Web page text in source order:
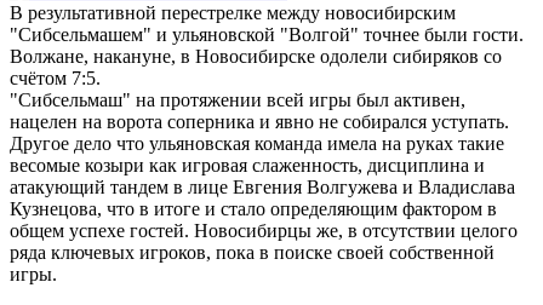
В результативной перестрелке между новосибирским
"Сибсельмашем" и ульяновской "Волгой" точнее были гости.
Волжане, накануне, в Новосибирске одолели сибиряков со
счётом 7:5.
"Сибсельмаш" на протяжении всей игры был активен,
нацелен на ворота соперника и явно не собирался уступать.
Другое дело что ульяновская команда имела на руках такие
весомые козыри как игровая слаженность, дисциплина и
атакующий тандем в лице Евгения Волгужева и Владислава
Кузнецова, что в итоге и стало определяющим фактором в
общем успехе гостей. Новосибирцы же, в отсутствии целого
ряда ключевых игроков, пока в поиске своей собственной
игры.